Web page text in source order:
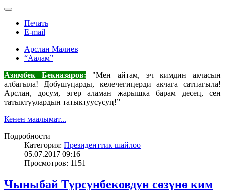
Печать
E-mail
Арслан Малиев
“Аалам”
Азимбек Бекназаров:
"Мен айтам, эч кимдин акчасын
албагыла! Добушуңарды, келечегиңерди акчага сатпагыла!
Арслан, досум, эгер аламан жарышка барам десең, сен
татыктуулардын татыктуусусуң!”
Кенен маалымат...
Подробности
Категория: Президенттик шайлоо
05.07.2017 09:16
Просмотров: 1151
Чыныбай Турсунбековдун сөзүнө ким